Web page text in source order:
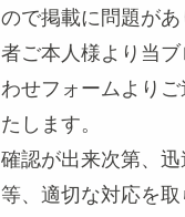
ので掲載に問題があ
者ご本人様より当
わせフォームより
たします。
確認が出来次第、
等、適切な対応を取